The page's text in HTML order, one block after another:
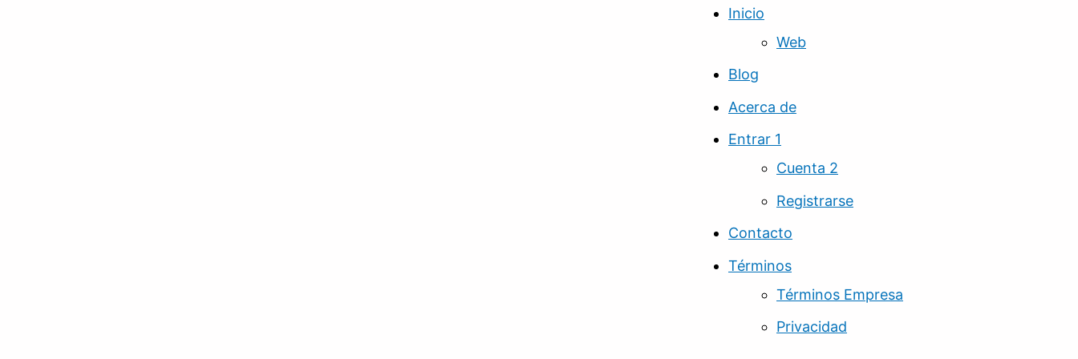
Inicio
Web
Blog
Acerca de
Entrar 1
Cuenta 2
Registrarse
Contacto
Términos
Términos Empresa
Privacidad